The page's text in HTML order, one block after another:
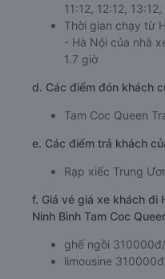
11:12, 12:12,
Thời gian chạy từ
- Hà Nội của nhà
1.7 giờ
d. Các điểm đón khách
Tam Coc Queen
e. Các điểm trả khách
Rạp xiếc Trung
f. Giá vé giá xe khách đi
Ninh Bình Tam Coc
ghế ngồi
limousine